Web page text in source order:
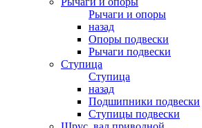
Рычаги и опоры
назад
Опоры подвески
Рычаги подвески
Ступица
Ступица
назад
Подшипники подвески
Ступицы подвески